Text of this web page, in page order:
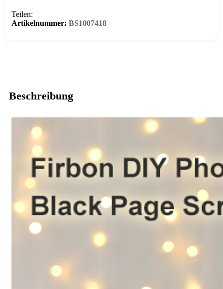
Teilen:
Artikelnummer: BS1007418
Beschreibung